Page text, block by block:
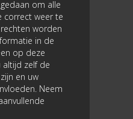
om alle
correct weer te
worden
in de
op deze
zelf de
en uw
Neem